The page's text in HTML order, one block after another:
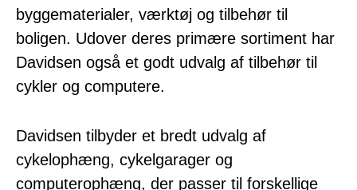
byggematerialer, værktøj og tilbehør til
boligen. Udover deres primære sortiment har
Davidsen også et godt udvalg af tilbehør til
cykler og computere.
Davidsen tilbyder et bredt udvalg af
cykelophæng, cykelgarager og
computerophæng, der passer til forskellige